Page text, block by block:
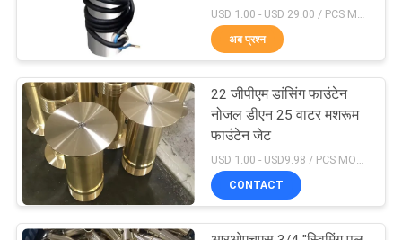
एक
उद्धरण
विनती
करे
लामिनार फव्वारा नोजल
मिस्ट वाटर नोजल
24
अब प्रश्न
22 जीपीएम डांसिंग फाउंटेन
नोजल डीएन 25 वाटर मशरूम
फाउंटेन जेट
USD 1.00 - USD9.98 / PCS MOQ:1 टुकड़ा
CONTACT